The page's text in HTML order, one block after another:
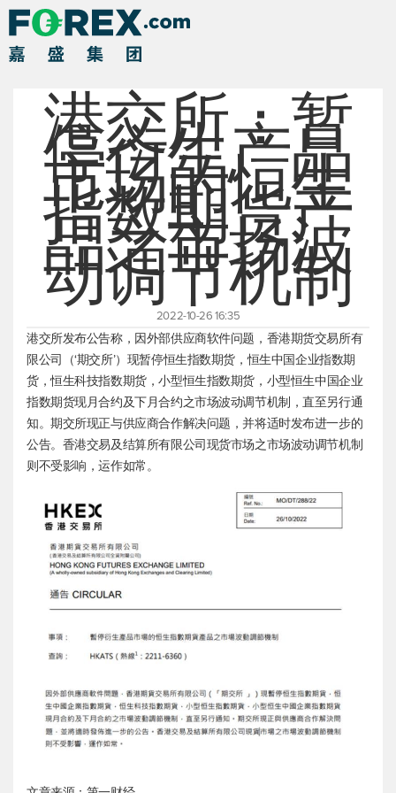
港交所：暂
停衍生产品
市场的恒生
指数期货产
品之市场波
动调节机制
2022-10-26 16:35
港交所发布公告称，因外部供应商软件问题，香港期货交易所有
限公司（‘期交所’）现暂停恒生指数期货，恒生中国企业指数期
货，恒生科技指数期货，小型恒生指数期货，小型恒生中国企业
指数期货现月合约及下月合约之市场波动调节机制，直至另行通
知。期交所现正与供应商合作解决问题，并将适时发布进一步的
公告。香港交易及结算所有限公司现货市场之市场波动调节机制
则不受影响，运作如常。